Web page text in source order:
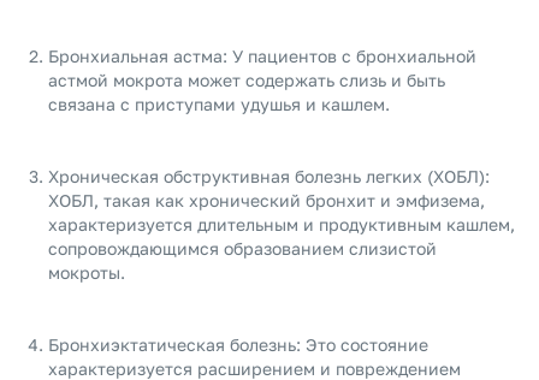
Бронхиальная астма: У пациентов с бронхиальной
астмой мокрота может содержать слизь и быть
связана с приступами удушья и кашлем.
Хроническая обструктивная болезнь легких (ХОБЛ):
ХОБЛ, такая как хронический бронхит и эмфизема,
характеризуется длительным и продуктивным кашлем,
сопровождающимся образованием слизистой
мокроты.
Бронхиэктатическая болезнь: Это состояние
характеризуется расширением и повреждением